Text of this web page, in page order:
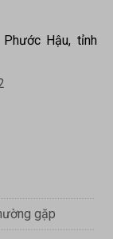
Hậu, tỉnh
gặp